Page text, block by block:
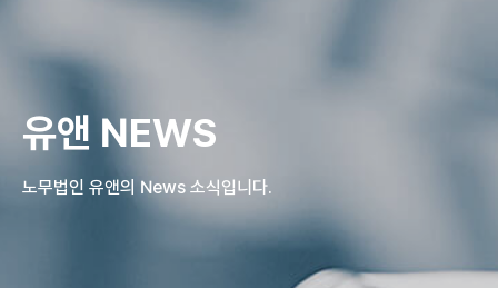
유앤 NEWS
노무법인 유앤의 News 소식입니다.